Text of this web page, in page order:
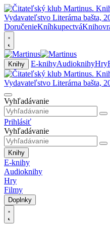
DoručenieKníhkupectvá
Knihy E-knihyAudioknihyHry
Vyhľadávanie
Prihlásiť
Vyhľadávanie
Knihy
E-knihy
Audioknihy
Hry
Filmy
Doplnky